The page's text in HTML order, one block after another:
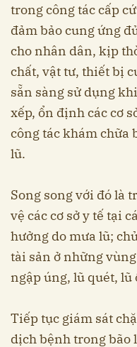
trong công tác cấp
đảm bảo cung ứng
cho nhân dân, kịp
chất, vật tư, thiết bị
sẵn sàng sử dụng
xếp, ổn định các cơ
công tác khám chữa
lũ.
Song song với đó là
vệ các cơ sở y tế tại
hưởng do mưa lũ;
tài sản ở những
ngập úng, lũ quét, lũ
Tiếp tục giám sát
dịch bệnh trong bão